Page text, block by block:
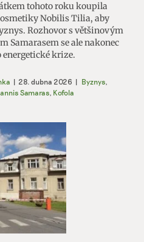
tohoto roku koupila
Nobilis Tilia, aby
Rozhovor s většinovým
Samarasem se ale nakonec
krize.
| 28. dubna 2026 | Byznys,
Samaras, Kofola